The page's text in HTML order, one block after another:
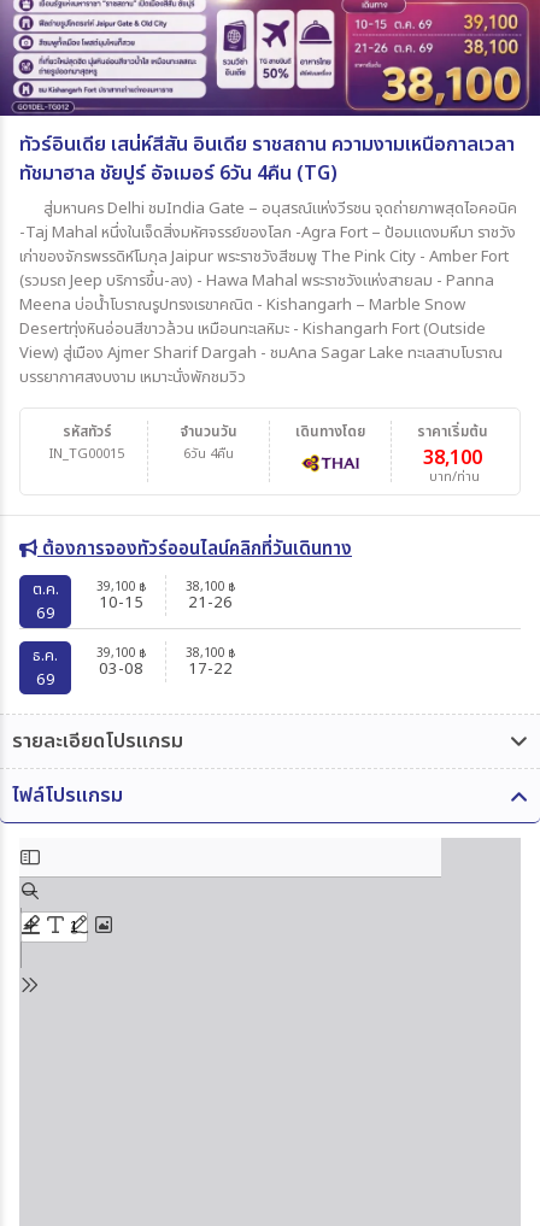
ทัวร์อินเดีย เสน่ห์สีสัน อินเดีย ราชสถาน ความงามเหนือกาลเวลา
ทัชมาฮาล ชัยปูร์ อัจเมอร์ 6วัน 4คืน (TG)
สู่มหานคร Delhi ชมIndia Gate – อนุสรณ์แห่งวีรชน จุดถ่ายภาพสุดไอคอนิค
-Taj Mahal หนึ่งในเจ็ดสิ่งมหัศจรรย์ของโลก -Agra Fort – ป้อมแดงมหึมา ราชวัง
เก่าของจักรพรรดิห์โมกุล Jaipur พระราชวังสีชมพู The Pink City - Amber Fort
(รวมรถ Jeep บริการขึ้น-ลง) - Hawa Mahal พระราชวังแห่งสายลม - Panna
Meena บ่อน้ำโบราณรูปทรงเรขาคณิต - Kishangarh – Marble Snow
Desertทุ่งหินอ่อนสีขาวล้วน เหมือนทะเลหิมะ - Kishangarh Fort (Outside
View) สู่เมือง Ajmer Sharif Dargah - ชมAna Sagar Lake ทะเลสาบโบราณ
บรรยากาศสงบงาม เหมาะนั่งพักชมวิว
รหัสทัวร์
IN_TG00015
จำนวนวัน
6วัน 4คืน
ราคาเริ่มต้น
38,100
บาท/ท่าน
เดินทางโดย
ต้องการจองทัวร์ออนไลน์คลิกที่วันเดินทาง
ต.ค.
69
39,100 ฿
10-15
38,100 ฿
21-26
ธ.ค.
69
39,100 ฿
03-08
38,100 ฿
17-22
รายละเอียดโปรแกรม
ไฟล์โปรแกรม